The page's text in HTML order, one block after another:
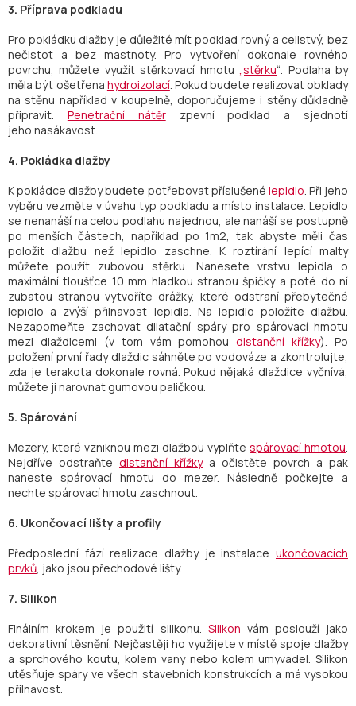
3. Příprava podkladu
Pro pokládku dlažby je důležité mít podklad rovný a celistvý, bez
nečistot a bez mastnoty. Pro vytvoření dokonale rovného
povrchu, můžete využít stěrkovací hmotu
„stěrku“. Podlaha by
měla být ošetřena hydroizolací. Pokud budete realizovat obklady
na stěnu například v koupelně, doporučujeme i stěny důkladně
připravit. Penetrační nátěrzpevní podklad a sjednotí
jeho nasákavost.
4. Pokládka dlažby
K pokládce dlažby budete potřebovat příslušené lepidlo . Při jeho
výběru vezměte v úvahu typ podkladu a místo instalace. Lepidlo
se nenanáší na celou podlahu najednou, ale nanáší se postupně
po menších částech, například po 1m2, tak abyste měli čas
položit dlažbu než lepidlo zaschne. K roztírání lepící malty
můžete použít zubovou stěrku. Nanesete vrstvu lepidla o
maximální tloušťce 10 mm hladkou stranou špičky a poté do ní
zubatou stranou vytvoříte drážky, které odstraní přebytečné
lepidlo a zvýší přilnavost lepidla. Na lepidlo položíte dlažbu.
Nezapomeňte zachovat dilatační spáry pro spárovací hmotu
mezi dlaždicemi (v tom vám pomohoudistanční křížky). Po
položení první řady dlaždic sáhněte po vodováze a zkontrolujte,
zda je terakota dokonale rovná. Pokud nějaká dlaždice vyčnívá,
můžete ji narovnat gumovou paličkou.
5. Spárování
Mezery, které vzniknou mezi dlažbou vyplňte spárovací hmotou
Nejdříve odstraňte distanční křížkya očistěte povrch a pak
naneste spárovací hmotu do mezer. Následně počkejte a
nechte spárovací hmotu zaschnout.
6. Ukončovací lišty a profily
Předposlední fází realizace dlažby je instalace ukončovacích
prvků , jako jsou přechodové lišty.
7. Silikon
Finálním krokem je použití silikonu. Silikon vám poslouží jako
dekorativní těsnění. Nejčastěji ho využijete v místě spoje dlažby
a sprchového koutu, kolem vany nebo kolem umyvadel. Silikon
utěsňuje spáry ve všech stavebních konstrukcích a má vysokou
přilnavost.